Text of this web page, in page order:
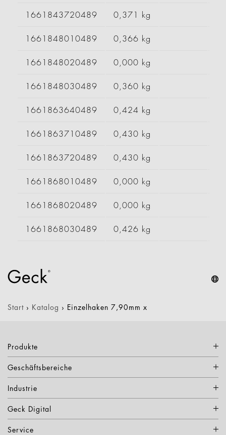
1661843720489 0,371 kg
1661848010489 0,366 kg
1661848020489 0,000 kg
1661848030489 0,360 kg
1661863640489 0,424 kg
1661863710489 0,430 kg
1661863720489 0,430 kg
1661868010489 0,000 kg
1661868020489 0,000 kg
1661868030489 0,426 kg
Start › Katalog › Einzelhaken 7,90mm x
Produkte
Geschäftsbereiche
Industrie
Geck Digital
Service